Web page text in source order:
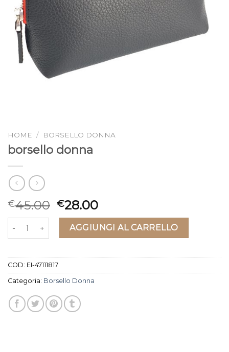
HOME / BORSELLO DONNA
borsello donna
€45.00 €28.00
borsello donna quantitàAGGIUNGI AL CARRELLO
COD: EI-47111817
Categoria: Borsello Donna